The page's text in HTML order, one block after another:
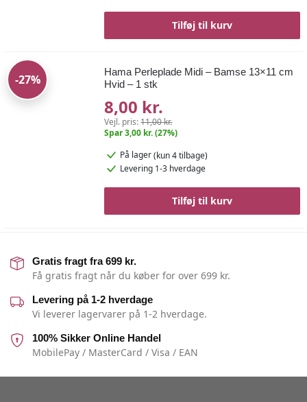
Tilføj til kurv
-27%
Hama Perleplade Midi – Bamse 13×11 cm
Hvid – 1 stk
8,00 kr.
Vejl. pris:11,00 kr.
Spar 3,00 kr. (27%)
På lager(kun 4 tilbage)
Levering 1-3 hverdage
Tilføj til kurv
Gratis fragt fra 699 kr.
Få gratis fragt når du køber for over 699 kr.
Levering på 1-2 hverdage
Vi leverer lagervarer på 1-2 hverdage.
100% Sikker Online Handel
MobilePay / MasterCard / Visa / EAN